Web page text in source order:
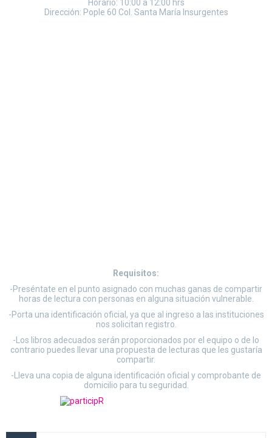
Horario: 10:00 a 12:00 hrs
Dirección: Pople 60 Col. Santa María Insurgentes
Requisitos:
-Preséntate en el punto asignado con muchas ganas de compartir
horas de lectura con personas en alguna situación vulnerable.
-Porta una identificación oficial, ya que al ingreso a las instituciones
nos solicitan registro.
-Los libros adecuados serán proporcionados por el equipo o de lo
contrario puedes llevar una propuesta de lecturas que les gustaría
compartir.
-Lleva una copia de alguna identificación oficial y comprobante de
domicilio para tu seguridad.